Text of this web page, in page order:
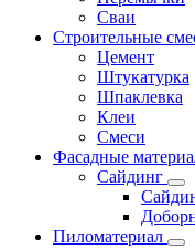
Сваи
Строительные
Цемент
Штукатурка
Шпаклевка
Клеи
Смеси
Фасадные
Сайдинг
Пиломатериал